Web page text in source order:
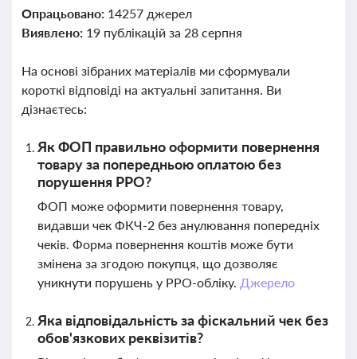
Опрацьовано: 14257 джерел
Виявлено: 19 публікацій за 28 серпня
На основі зібраних матеріалів ми сформували
короткі відповіді на актуальні запитання. Ви
дізнаєтесь:
Як ФОП правильно оформити повернення
товару за попередньою оплатою без
порушення РРО?
ФОП може оформити повернення товару,
видавши чек ФКЧ-2 без анулювання попередніх
чеків. Форма повернення коштів може бути
змінена за згодою покупця, що дозволяє
уникнути порушень у РРО-обліку. Джерело
Яка відповідальність за фіскальний чек без
обов'язкових реквізитів?